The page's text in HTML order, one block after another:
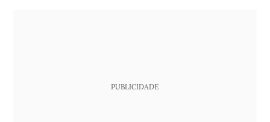
PUBLICIDADE